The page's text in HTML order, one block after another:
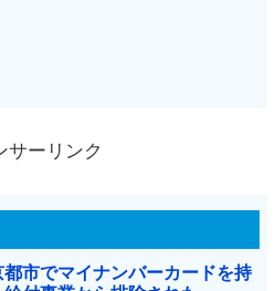
サーリンク
市でマイナンバーカードを持